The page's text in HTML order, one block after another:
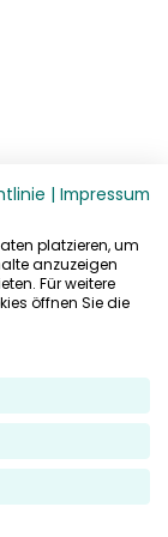
| Impressum
platzieren, um
anzuzeigen
Für weitere
öffnen Sie die